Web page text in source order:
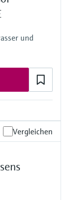
und
Vergleichen